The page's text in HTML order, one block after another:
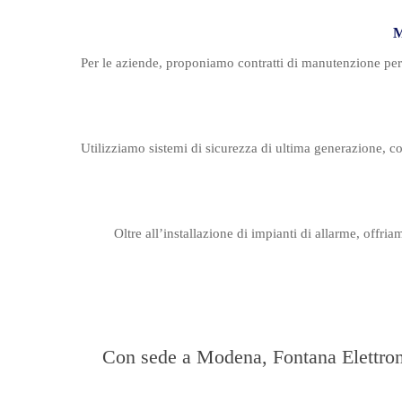
Per le aziende, proponiamo contratti di manutenzione
Utilizziamo sistemi di sicurezza di ultima generazione,
Oltre all’installazione di impianti di allarme,
Con sede a Modena, Fontana